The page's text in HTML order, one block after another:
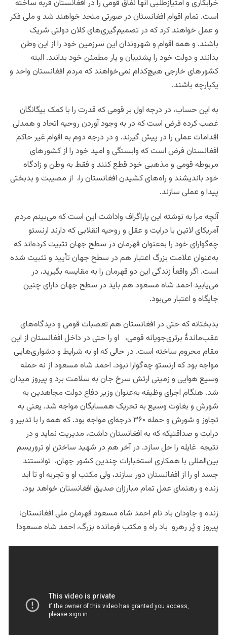
خرابکاری و امتیازطلبی آنها نفاق قومی را در افغانستان فربه ساخته
است. تمام اقوام افغانستان در صورتی متحد خواهند شد و ملی فکر
و عمل خواهند کرد که در تصمیم‌گیری‌های کلان دولتی شریک
باشند. و همه اقوام و شهروندان این سرزمین خود را از این وطن
بدانند و دولت خود را پشتیبان و یار مطمئن خود بدانند. البته
کشور‌های خارجی هیچ‌کدام نمی‌خواهند که مردم افغانستان واحد و
یکپارچه باشند.
به این حساب، در درجه اول بر قومی که قدرت را با کمک بیگانگان
غصب کرده فرض است که در به وجود آوردن روحیه اتحاد و همدلی
اقدامات عملی را در پیش گیرند. و در درجه دوم به اقوام غیر حاکم
افغانستان فرض است که وابستگی و امید خود را از کشور‌های
مربوطه قومی و مذهبی خود قطع کنند و فقط به وطن و زادگاه
خود باندیشند و راه‌های کشیدن افغانستان را، از مصیبت و بدبختی
پیدا و عملی سازند.
آنچه مرا به نوشته این پاراگراف واداشت این است که می‌بینم مردم
آمریکای لاتین با درایت و عقل و روحیه انقلابی که دارند ارنستو
چه‌گوارای خود را به‌عنوان قهرمان در سطح جهان تثبیت کرده‌اند که
به‌عنوان علامت بزرگ اعتبار هم در سطح جهان تأیید و تثبیت شده
است. اگر واقعاً زندگی این دو قهرمان را به مقایسه بگیرید، در
می‌یابید احمد شاه مسعود هم باید در سطح جهان دارای چنین
جایگاه و اعتبار می‌بود.
بدبختانه که حتی در افغانستان هم تعصبات قومی و دیدگاه‌های
عقب‌ماندۀ برتری‌جویانه قومی، او را حتی در داخل افغانستان از این
مقام محروم ساخته است. در حالی که او به شرایط و دشواری‌هایی
مواجه بود که ارنستو چه‌گوارا نبود. احمد شاه مسعود از نه حمله
وسیع هوایی و زمینی ارتش سرخ جان به سلامت برد و پیروز میدان
شد. هنگام اجرای وظیفه به‌عنوان وزیر دفاع دولت مجاهدین به
شورش و بغاوت وسیع به تحریک همسایگان مواجه شد. یعنی به
تجاوز و شورش و حمله ۳۶۰ درجه‌ای مواجه بود. که همه را با تدبیر و
درایت و صداقتیکه که به افغانستان داشت، مدیریت نماید و در
نتیجه غایله را حل سازد. در آخر هم در شهید ساختن او تروریسم
بین‌المللی با همکاری استخبارات چندین کشور جهان، توانستند
جسد او را از افغانستان دور سازند، ولی مکتب او و تجربه او تا ابد
زنده و رهنمای عمل تمام مبارزان صدیق افغانستان خواهد بود.
زنده و جاودان باد نام احمد شاه مسعود قهرمان ملی افغانستان؛
پیروز و پُر رهرو باد راه و مکتب فرمانده بزرگ، احمد شاه مسعود!